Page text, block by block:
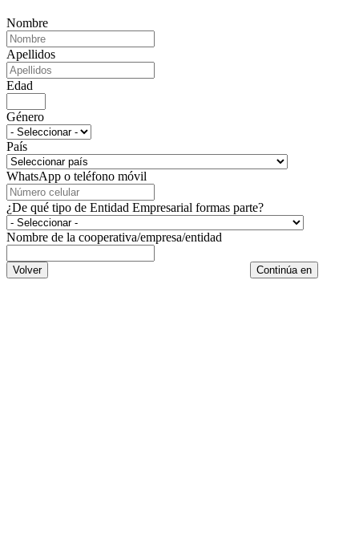
Nombre
Apellidos
Edad
Género
País
WhatsApp o teléfono móvil
¿De qué tipo de Entidad Empresarial formas parte?
Nombre de la cooperativa/empresa/entidad
Volver Continúa en